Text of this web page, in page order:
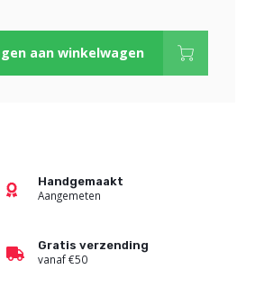
aan winkelwagen
Handgemaakt
Aangemeten
Gratis verzending
vanaf €50